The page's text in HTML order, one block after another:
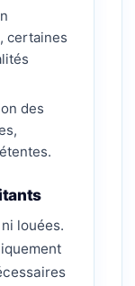
certaines
des
louées.